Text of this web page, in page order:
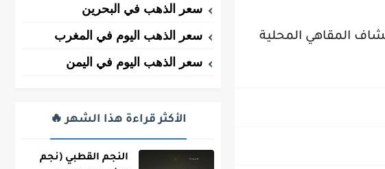
المقاهي المحلية
سعر الذهب في البحرين
سعر الذهب اليوم في المغرب
سعر الذهب اليوم في اليمن
الأكثر قراءة هذا الشهر 🔥
النجم القطبي (نجم